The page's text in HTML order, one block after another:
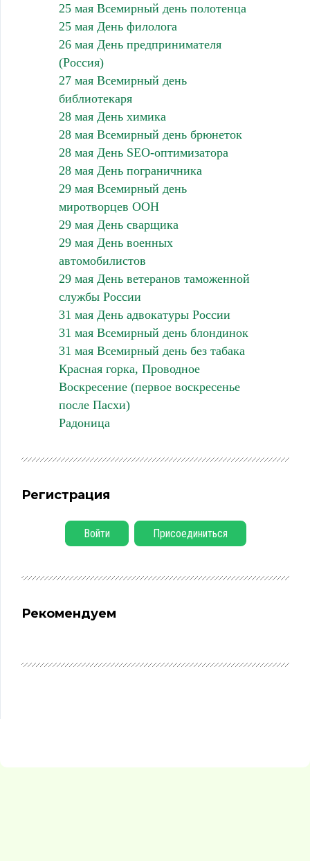
25 мая Всемирный день полотенца
25 мая День филолога
26 мая День предпринимателя
(Россия)
27 мая Всемирный день
библиотекаря
28 мая День химика
28 мая Всемирный день брюнеток
28 мая День SEO-оптимизатора
28 мая День пограничника
29 мая Всемирный день
миротворцев ООН
29 мая День сварщика
29 мая День военных
автомобилистов
29 мая День ветеранов таможенной
службы России
31 мая День адвокатуры России
31 мая Всемирный день блондинок
31 мая Всемирный день без табака
Красная горка, Проводное
Воскресение (первое воскресенье
после Пасхи)
Радоница
Регистрация
Войти Присоединиться
Рекомендуем